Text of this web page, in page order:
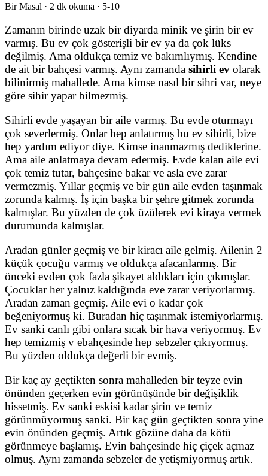
Bir Masal · 2 dk okuma · 5-10
Zamanın birinde uzak bir diyarda minik ve şirin bir ev
varmış. Bu ev çok gösterişli bir ev ya da çok lüks
değilmiş. Ama oldukça temiz ve bakımlıymış. Kendine
de ait bir bahçesi varmış. Aynı zamanda sihirli ev olarak
bilinirmiş mahallede. Ama kimse nasıl bir sihri var, neye
göre sihir yapar bilmezmiş.
Sihirli evde yaşayan bir aile varmış. Bu evde oturmayı
çok severlermiş. Onlar hep anlatırmış bu ev sihirli, bize
hep yardım ediyor diye. Kimse inanmazmış dediklerine.
Ama aile anlatmaya devam edermiş. Evde kalan aile evi
çok temiz tutar, bahçesine bakar ve asla eve zarar
vermezmiş. Yıllar geçmiş ve bir gün aile evden taşınmak
zorunda kalmış. İş için başka bir şehre gitmek zorunda
kalmışlar. Bu yüzden de çok üzülerek evi kiraya vermek
durumunda kalmışlar.
Aradan günler geçmiş ve bir kiracı aile gelmiş. Ailenin 2
küçük çocuğu varmış ve oldukça afacanlarmış. Bir
önceki evden çok fazla şikayet aldıkları için çıkmışlar.
Çocuklar her yalnız kaldığında eve zarar veriyorlarmış.
Aradan zaman geçmiş. Aile evi o kadar çok
beğeniyormuş ki. Buradan hiç taşınmak istemiyorlarmış.
Ev sanki canlı gibi onlara sıcak bir hava veriyormuş. Ev
hep temizmiş v ebahçesinde hep sebzeler çıkıyormuş.
Bu yüzden oldukça değerli bir evmiş.
Bir kaç ay geçtikten sonra mahalleden bir teyze evin
önünden geçerken evin görünüşünde bir değişiklik
hissetmiş. Ev sanki eskisi kadar şirin ve temiz
görünmüyormuş sanki. Bir kaç gün geçtikten sonra yine
evin önünden geçmiş. Artık gözüne daha da kötü
görünmeye başlamış. Evin bahçesinde hiç çiçek açmaz
olmuş. Aynı zamanda sebzeler de yetişmiyormuş artık.